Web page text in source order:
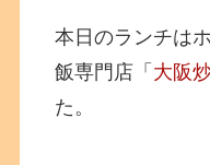
本日のランチは
飯専門店「 大阪
た。